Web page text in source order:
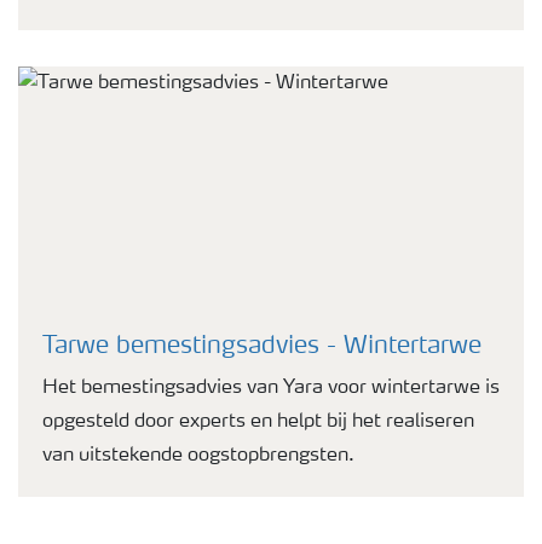
Tarwe bemestingsadvies - Wintertarwe
Het bemestingsadvies van Yara voor wintertarwe is
opgesteld door experts en helpt bij het realiseren
van uitstekende oogstopbrengsten.